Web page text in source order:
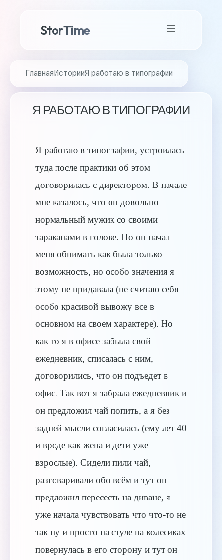
StorTime
ГлавнаяИсторииЯ работаю в типографии
Я РАБОТАЮ В ТИПОГРАФИИ
Я работаю в типографии, устроилась
туда после практики об этом
договорилась с директором. В начале
мне казалось, что он довольно
нормальный мужик со своими
тараканами в голове. Но он начал
меня обнимать как была только
возможность, но особо значения я
этому не придавала (не считаю себя
особо красивой вывожу все в
основном на своем характере). Но
как то я в офисе забыла свой
ежедневник, списалась с ним,
договорились, что он подъедет в
офис. Так вот я забрала ежедневник и
он предложил чай попить, а я без
задней мысли согласилась (ему лет 40
и вроде как жена и дети уже
взрослые). Сидели пили чай,
разговаривали обо всём и тут он
предложил пересесть на диване, я
уже начала чувствовать что что-то не
так ну и просто на стуле на колесиках
повернулась в его сторону и тут он